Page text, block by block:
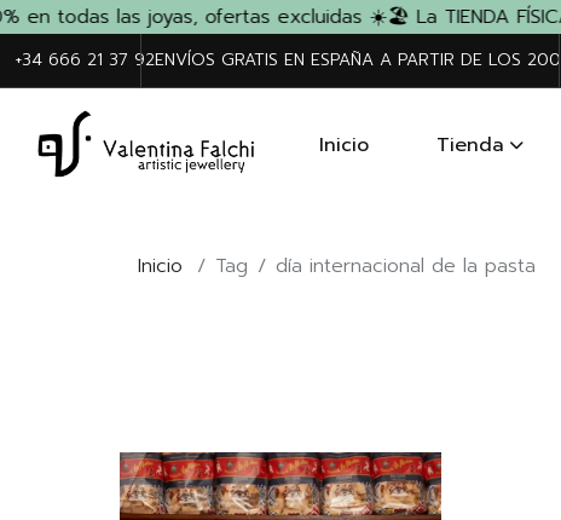
en todas las joyas, ofertas excluidas ☀️🏖️ La TIENDA
+34 666 21 37 92ENVÍOS GRATIS EN ESPAÑA A PARTIR DE LOS
Inicio Tienda
Inicio / Tag / día internacional de la pasta